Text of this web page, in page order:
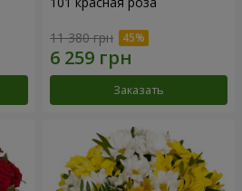
11 380 грн
Заказать